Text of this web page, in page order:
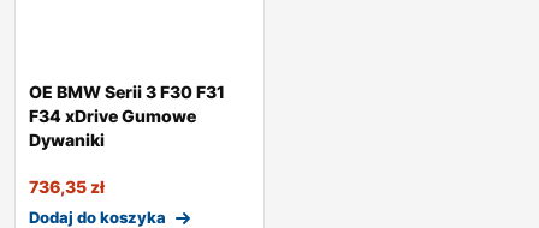
OE BMW Serii 3 F30 F31
F34 xDrive Gumowe
Dywaniki
736,35zł
Dodaj do koszyka